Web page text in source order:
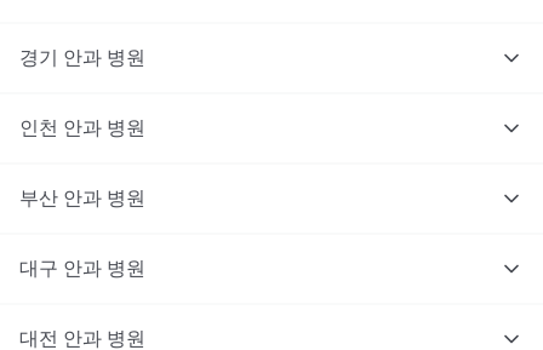
경기 안과 병원
인천 안과 병원
부산 안과 병원
대구 안과 병원
대전 안과 병원